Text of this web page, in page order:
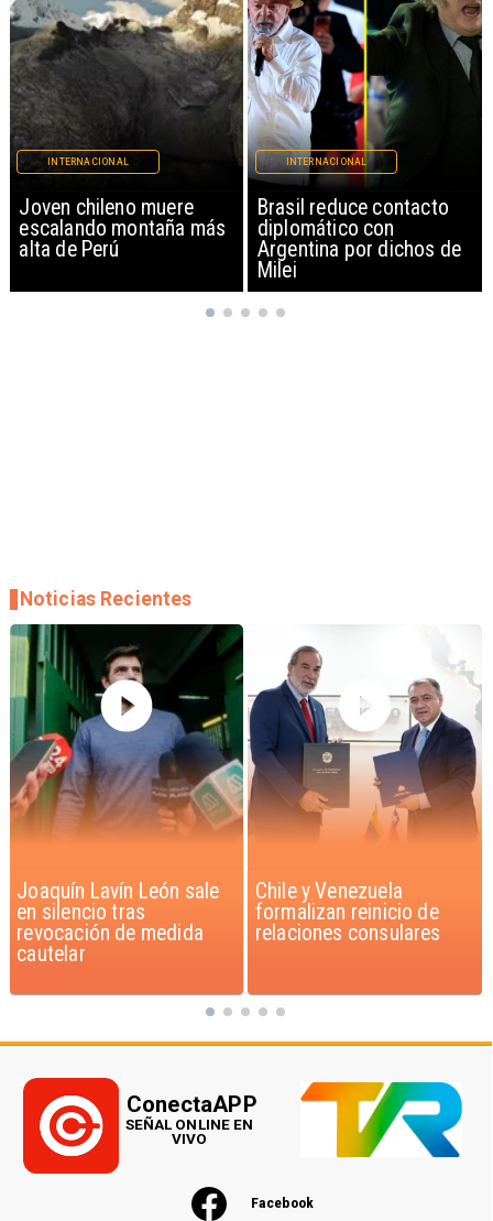
Brasil reduce contacto
diplomático con
Argentina por dichos de
INTERNACIONAL
China restringe
exportación de drones a
EEUU y sanciona
empresas
INTERNACIONAL
Chile y Venezuela
formalizan reinicio de
relaciones consulares
Feriantes rechazan
dichos de Camila Flores
sobre Fabiola Campillai
Noticias Recientes
Facebook
ConectaAPP
SEÑAL ONLINE EN
VIVO